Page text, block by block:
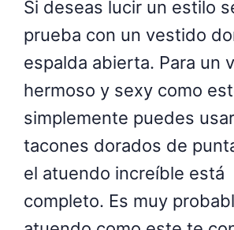
Si deseas lucir un estilo
prueba con un vestido
espalda abierta. Para un
hermoso y sexy como
simplemente puedes
tacones dorados de
el atuendo increíble está
completo. Es muy